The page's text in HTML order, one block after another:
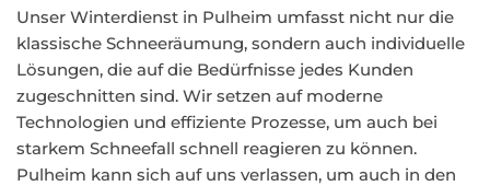
Unser Winterdienst in Pulheim umfasst nicht nur die
klassische Schneeräumung, sondern auch individuelle
Lösungen, die auf die Bedürfnisse jedes Kunden
zugeschnitten sind. Wir setzen auf moderne
Technologien und effiziente Prozesse, um auch bei
starkem Schneefall schnell reagieren zu können.
Pulheim kann sich auf uns verlassen, um auch in den